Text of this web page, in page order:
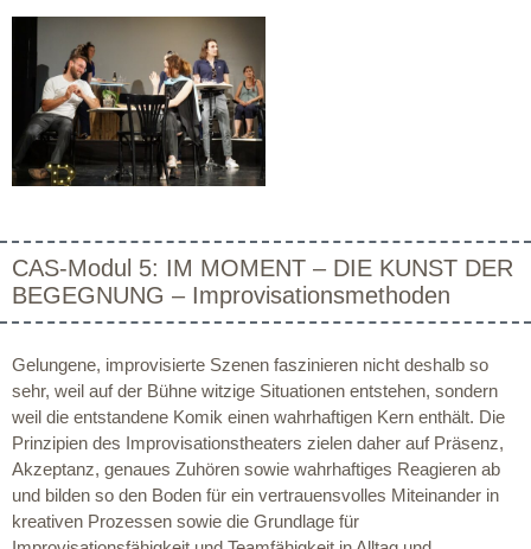
CAS-Modul 5: IM MOMENT – DIE KUNST DER
BEGEGNUNG – Improvisationsmethoden
Gelungene, improvisierte Szenen faszinieren nicht deshalb so
sehr, weil auf der Bühne witzige Situationen entstehen, sondern
weil die entstandene Komik einen wahrhaftigen Kern enthält. Die
Prinzipien des Improvisationstheaters zielen daher auf Präsenz,
Akzeptanz, genaues Zuhören sowie wahrhaftiges Reagieren ab
und bilden so den Boden für ein vertrauensvolles Miteinander in
kreativen Prozessen sowie die Grundlage für